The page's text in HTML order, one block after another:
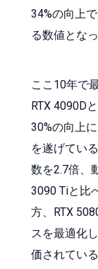
34%の向上
る数値とな
ここ10年で
RTX 4090D
30%の向上
を遂げてい
数を2.7倍、
3090 Tiと比
方、RTX
スを最適化
価されている